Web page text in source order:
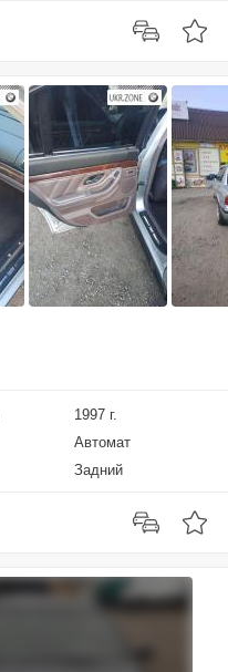
1997 г.
Автомат
Задний